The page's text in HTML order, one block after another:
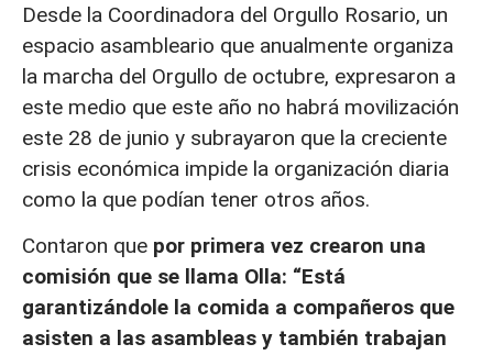
Desde la Coordinadora del Orgullo Rosario, un
espacio asambleario que anualmente organiza
la marcha del Orgullo de octubre, expresaron a
este medio que este año no habrá movilización
este 28 de junio y subrayaron que la creciente
crisis económica impide la organización diaria
como la que podían tener otros años.
Contaron que por primera vez crearon una
comisión que se llama Olla: “Está
garantizándole la comida a compañeros que
asisten a las asambleas y también trabajan